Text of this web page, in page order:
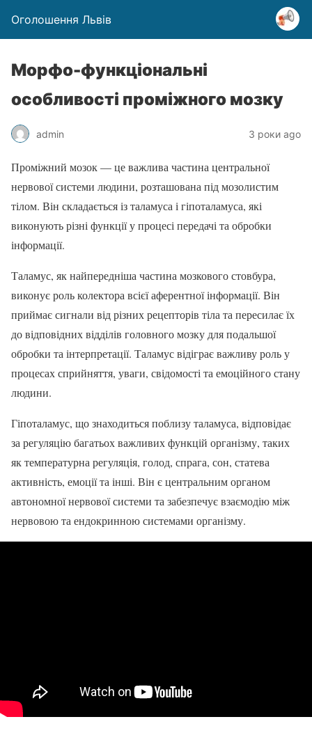
Оголошення Львів
Морфо-функціональні
особливості проміжного мозку
admin 3 роки ago
Проміжний мозок — це важлива частина центральної
нервової системи людини, розташована під мозолистим
тілом. Він складається із таламуса і гіпоталамуса, які
виконують різні функції у процесі передачі та обробки
інформації.
Таламус, як найпередніша частина мозкового стовбура,
виконує роль колектора всієї аферентної інформації. Він
приймає сигнали від різних рецепторів тіла та пересилає їх
до відповідних відділів головного мозку для подальшої
обробки та інтерпретації. Таламус відіграє важливу роль у
процесах сприйняття, уваги, свідомості та емоційного стану
людини.
Гіпоталамус, що знаходиться поблизу таламуса, відповідає
за регуляцію багатьох важливих функцій організму, таких
як температурна регуляція, голод, спрага, сон, статева
активність, емоції та інші. Він є центральним органом
автономної нервової системи та забезпечує взаємодію між
нервовою та ендокринною системами організму.